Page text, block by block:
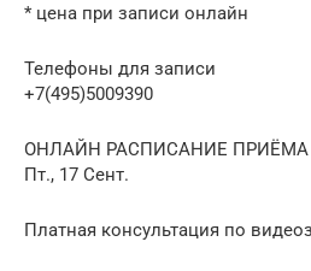
* цена при записи онлайн
Телефоны для записи
+7(495)5009390
ОНЛАЙН РАСПИСАНИЕ ПРИЁМА
Пт., 17 Сент.
Платная консультация по